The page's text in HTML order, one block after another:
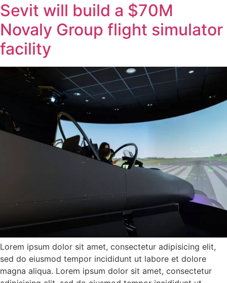
Sevit will build a $70M
Novaly Group flight simulator
facility
Lorem ipsum dolor sit amet, consectetur adipisicing elit,
sed do eiusmod tempor incididunt ut labore et dolore
magna aliqua. Lorem ipsum dolor sit amet, consectetur